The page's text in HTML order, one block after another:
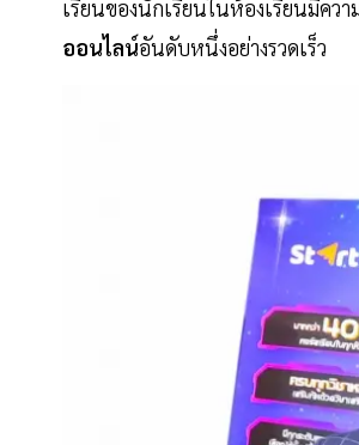
เรียนของนักเรียนในห้องเรียนมีค
ออนไลน์อันดับหนึ่งอย่างรวดเร็ว